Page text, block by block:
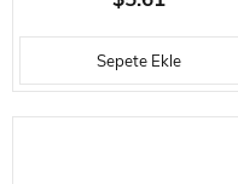
Sepete Ekle